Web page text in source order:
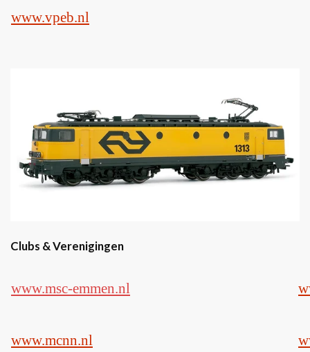
www.vpeb.nl
Clubs & Verenigingen
www.msc-emmen.nl
www.mcnn.nl